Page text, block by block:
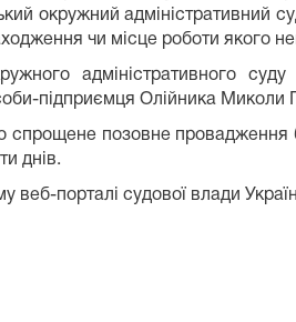
окружний адміністративний
чи місце роботи якого
адміністративного
підприємця Олійника Миколи
спрощене позовне провадження
днів.
веб-порталі судової влади